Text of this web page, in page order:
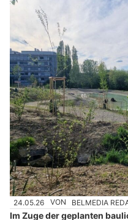
24.05.26 VON BELMEDIA
Im Zuge der geplanten